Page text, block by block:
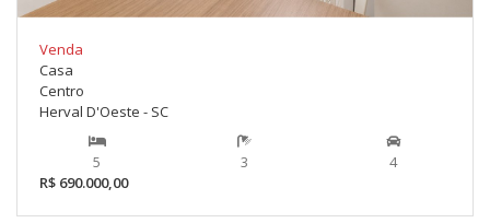
Venda
Casa
Centro
Herval D'Oeste - SC
5 3
4
R$ 690.000,00